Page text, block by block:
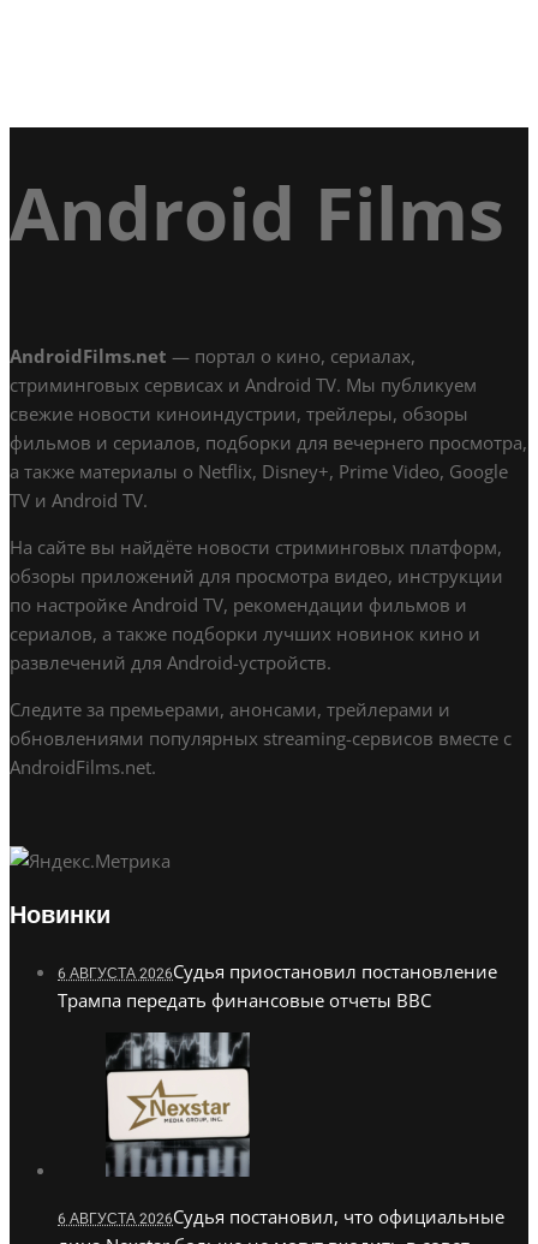
Android Films
AndroidFilms.net — портал о кино, сериалах,
стриминговых сервисах и Android TV. Мы публикуем
свежие новости киноиндустрии, трейлеры, обзоры
фильмов и сериалов, подборки для вечернего просмотра,
а также материалы о Netflix, Disney+, Prime Video, Google
TV и Android TV.
На сайте вы найдёте новости стриминговых платформ,
обзоры приложений для просмотра видео, инструкции
по настройке Android TV, рекомендации фильмов и
сериалов, а также подборки лучших новинок кино и
развлечений для Android-устройств.
Следите за премьерами, анонсами, трейлерами и
обновлениями популярных streaming-сервисов вместе с
AndroidFilms.net.
Новинки
6 АВГУСТА 2026Судья приостановил постановление
Трампа передать финансовые отчеты BBC
6 АВГУСТА 2026Судья постановил, что официальные